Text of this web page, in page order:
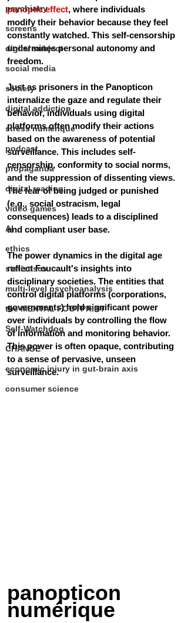
psychiatry
screens
digital subject
social media
society
digital addiction
stress numérique
podcast
propaganda
digital reading
video games
AI
ethics
statistiscs
multi-level psychoanalysis
the MENTAL FOOTPRINT
Self-Watchdog
CHANGE
economic injury in gut-brain axis
consumer science
panoptic effect, where individuals
modify their behavior because they feel
constantly watched. This self-censorship
undermines personal autonomy and
freedom.
Just as prisoners in the Panopticon
internalize the gaze and regulate their
behavior, individuals using digital
platforms often modify their actions
based on the awareness of potential
surveillance. This includes self-
censorship, conformity to social norms,
and the suppression of dissenting views.
The fear of being judged or punished
(e.g., social ostracism, legal
consequences) leads to a disciplined
and compliant user base.
The power dynamics in the digital age
reflect Foucault's insights into
disciplinary societies. The entities that
control digital platforms (corporations,
governments) hold significant power
over individuals by controlling the flow
of information and monitoring behavior.
This power is often opaque, contributing
to a sense of pervasive, unseen
surveillance.
panopticon
numérique